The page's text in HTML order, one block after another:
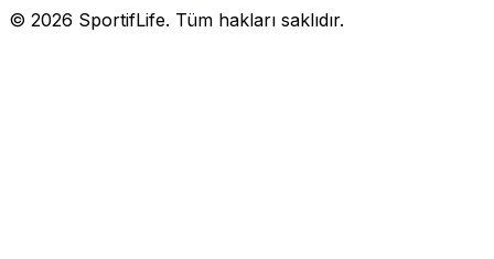
© 2026 SportifLife. Tüm hakları saklıdır.